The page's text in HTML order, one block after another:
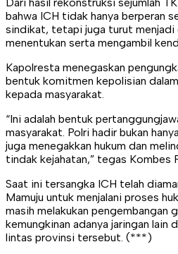
bahwa ICH tidak hanya berperan
sindikat, tetapi juga turut menjadi
menentukan serta mengambil
Kapolresta menegaskan
bentuk komitmen kepolisian
kepada masyarakat.
“Ini adalah bentuk
masyarakat. Polri hadir bukan
juga menegakkan hukum dan
tindak kejahatan,” tegas Kombes
Saat ini tersangka ICH telah
Mamuju untuk menjalani proses
masih melakukan pengembangan
kemungkinan adanya jaringan lain
lintas provinsi tersebut. (***)